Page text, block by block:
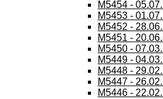
M5454 -
M5453 -
M5452 -
M5451 -
M5450 -
M5449 -
M5448 -
M5447 -
M5446 -